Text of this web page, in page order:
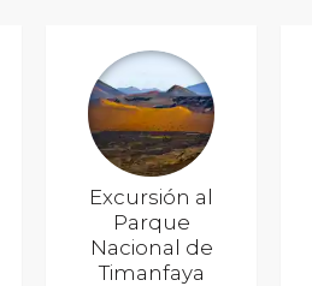
Excursión al
Parque
Nacional de
Timanfaya